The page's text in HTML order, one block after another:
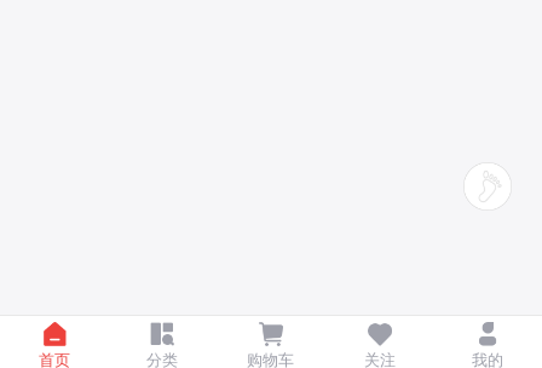
首页 分类 购物车 关注 我的